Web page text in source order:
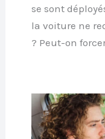
se sont
la voiture ne
? Peut-on